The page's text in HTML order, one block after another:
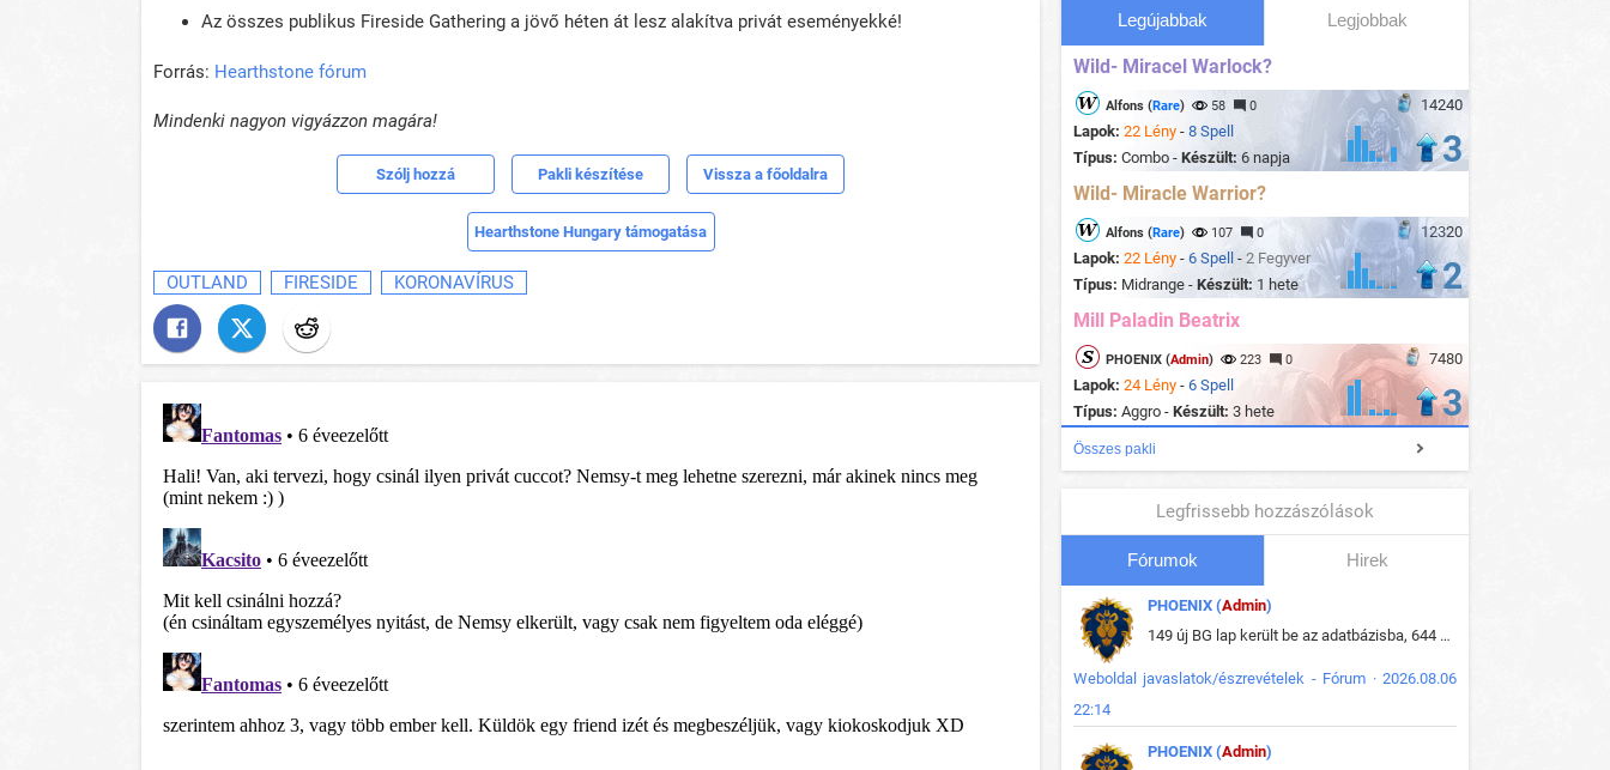
Az összes publikus Fireside Gathering a jövő héten át lesz alakítva privát eseményekké!
Forrás: Hearthstone fórum
Mindenki nagyon vigyázzon magára!
Szólj hozzá Pakli készítése Vissza a főoldalra
Hearthstone Hungary támogatása
OUTLAND FIRESIDE KORONAVÍRUS
Legújabbak Legjobbak
Wild- Miracel Warlock?
14240
Alfons (Rare) 58 0
Lapok: 22 Lény - 8 Spell
Típus: Combo - Készült: 6 napja 3
Wild- Miracle Warrior?
12320
Alfons (Rare) 107 0
Lapok: 22 Lény - 6 Spell - 2 Fegyver
Típus: Midrange - Készült: 1 hete 2
Mill Paladin Beatrix
7480
PHOENIX (Admin) 223 0
Lapok: 24 Lény - 6 Spell
Típus: Aggro - Készült: 3 hete 3
Összes pakli
Legfrissebb hozzászólások
Fórumok Hirek
PHOENIX (Admin)
149 új BG lap került be az adatbázisba, 644 db meglévő BG lap módosult, bekerültek az új képek a megváltozott lapokhoz is.
Weboldal javaslatok/észrevételek - Fórum · 2026.08.06
22:14
PHOENIX (Admin)